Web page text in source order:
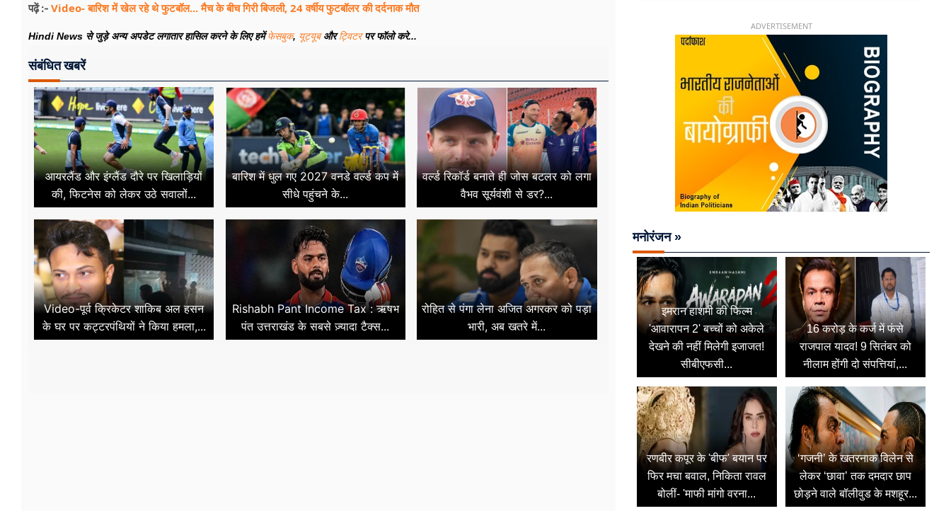
पढ़ें :- Video- बारिश में खेल रहे थे फुटबॉल... मैच के बीच गिरी बिजली, 24 वर्षीय फुटबॉलर की दर्दनाक मौत
Hindi News से जुड़े अन्य अपडेट लगातार हासिल करने के लिए हमेंफेसबुक, यूट्यूबऔरट्विटरपर फॉलो करे...
संबंधित खबरें
आयरलैंड और इंग्लैंड दौरे पर खिलाड़ियों
की, फिटनेस को लेकर उठे सवालों...
बारिश में धुल गए 2027 वनडे वर्ल्ड कप में
सीधे पहुंचने के...
वर्ल्ड रिकॉर्ड बनाते ही जोस बटलर को लगा
वैभव सूर्यवंशी से डर?...
Video-पूर्व क्रिकेटर शाकिब अल हसन
के घर पर कट्टरपंथियों ने किया हमला,...
Rishabh Pant Income Tax : ऋषभ
पंत उत्तराखंड के सबसे ज़्यादा टैक्स...
रोहित से पंगा लेना अजित अगरकर को पड़ा
भारी, अब खतरे में...
ADVERTISEMENT
मनोरंजन »
इमरान हाशमी की फिल्म
'आवारापन 2' बच्चों को अकेले
देखने की नहीं मिलेगी इजाजत!
सीबीएफसी...
16 करोड़ के कर्ज में फंसे
राजपाल यादव! 9 सितंबर को
नीलाम होंगी दो संपत्तियां,...
रणबीर कपूर के 'बीफ' बयान पर
फिर मचा बवाल, निकिता रावल
बोलीं- 'माफी मांगो वरना...
‘गजनी’ के खतरनाक विलेन से
लेकर ‘छावा’ तक दमदार छाप
छोड़ने वाले बॉलीवुड के मशहूर...